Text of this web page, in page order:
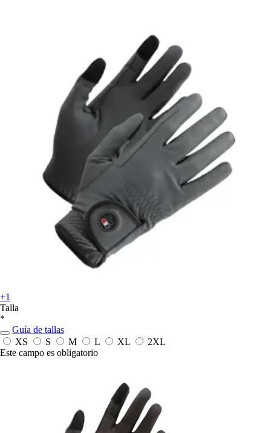
+1
Talla
*
Guía de tallas
XS
S M L XL
2XL
Este campo es obligatorio